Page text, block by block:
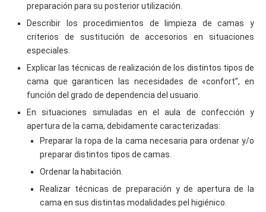
preparación para su posterior utilización.
Describir los procedimientos de limpieza de camas y
criterios de sustitución de accesorios en situaciones
especiales.
Explicar las técnicas de realización de los distintos tipos de
cama que garanticen las necesidades de «confort”, en
función del grado de dependencia del usuario.
En situaciones simuladas en el aula de confección y
apertura de la cama, debidamente caracterizadas:
Preparar la ropa de la cama necesaria para ordenar y/o
preparar distintos tipos de camas.
Ordenar la habitación.
Realizar técnicas de preparación y de apertura de la
cama en sus distintas modalidades.pel higiénico.